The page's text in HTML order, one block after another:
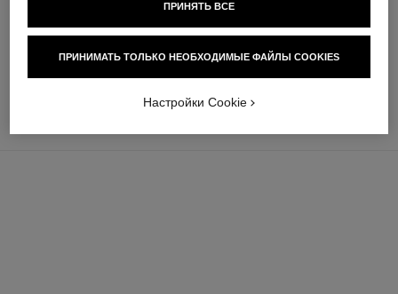
Увлажняющее Средство Для
Посмотреть подробную
Арт. 107070
Посмотреть подробную
информацию
ПРИНИМАТЬ ТОЛЬКО НЕОБХОДИМЫЕ ФАЙЛЫ COOKIES
ПРИНЯТЬ ВСЕ
Настройки Cookie